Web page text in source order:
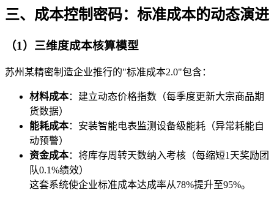
三、成本控制密码：标准成本的动态演进
（1）三维度成本核算模型
苏州某精密制造企业推行的"标准成本2.0"包含：
材料成本：建立动态价格指数（每季度更新大宗商品期
货数据）
能耗成本：安装智能电表监测设备级能耗（异常耗能自
动预警）
资金成本：将库存周转天数纳入考核（每缩短1天奖励团
队0.1%绩效）
这套系统使企业标准成本达成率从78%提升至95%。